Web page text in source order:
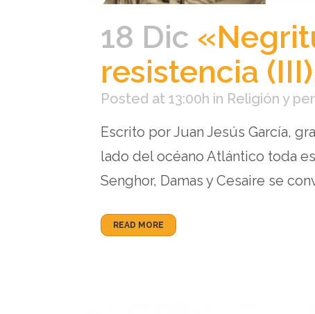
18 Dic
resistencia
Posted at 13:00h in Religión y
Escrito por Juan Jesús García,
lado del océano Atlántico toda
Senghor, Damas y Cesaire se
READ MORE